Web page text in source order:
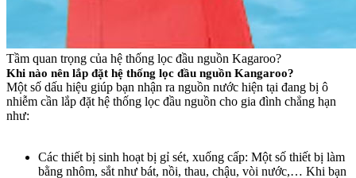
Tầm quan trọng của hệ thống lọc đầu nguồn Kagaroo?
Khi nào nên lắp đặt hệ thống lọc đầu nguồn Kangaroo?
Một số dấu hiệu giúp bạn nhận ra nguồn nước hiện tại đang bị ô
nhiễm cần lắp đặt hệ thống lọc đầu nguồn cho gia đình chẳng hạn
như:
Các thiết bị sinh hoạt bị gỉ sét, xuống cấp: Một số thiết bị làm
bằng nhôm, sắt như bát, nồi, thau, chậu, vòi nước,… Khi bạn